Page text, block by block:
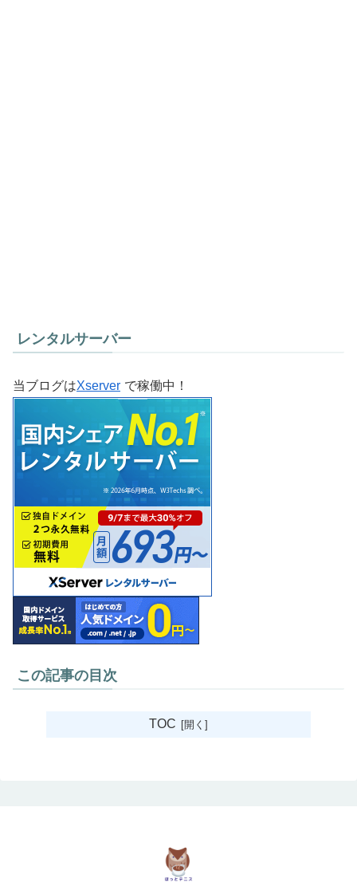
レンタルサーバー
当ブログはXserver で稼働中！
この記事の目次
TOC